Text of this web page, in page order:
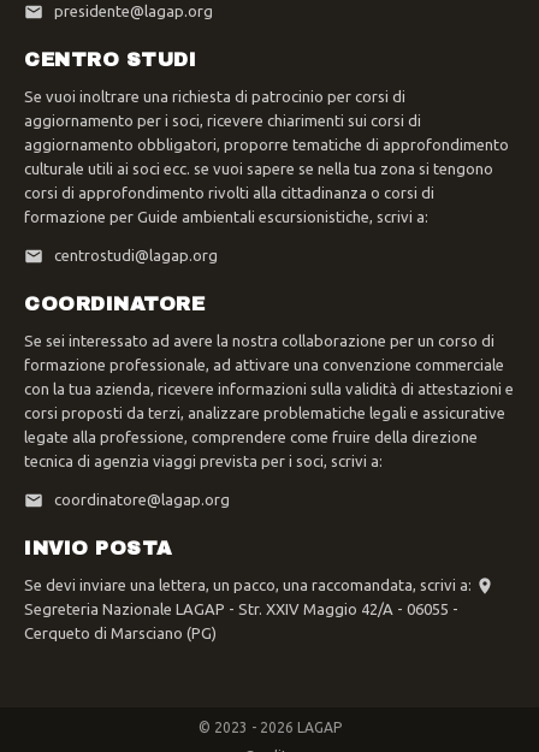
presidente@lagap.org
CENTRO STUDI
Se vuoi inoltrare una richiesta di patrocinio per corsi di
aggiornamento per i soci, ricevere chiarimenti sui corsi di
aggiornamento obbligatori, proporre tematiche di approfondimento
culturale utili ai soci ecc. se vuoi sapere se nella tua zona si tengono
corsi di approfondimento rivolti alla cittadinanza o corsi di
formazione per Guide ambientali escursionistiche, scrivi a:
centrostudi@lagap.org
COORDINATORE
Se sei interessato ad avere la nostra collaborazione per un corso di
formazione professionale, ad attivare una convenzione commerciale
con la tua azienda, ricevere informazioni sulla validità di attestazioni e
corsi proposti da terzi, analizzare problematiche legali e assicurative
legate alla professione, comprendere come fruire della direzione
tecnica di agenzia viaggi prevista per i soci, scrivi a:
coordinatore@lagap.org
INVIO POSTA
Se devi inviare una lettera, un pacco, una raccomandata, scrivi a:
Segreteria Nazionale LAGAP - Str. XXIV Maggio 42/A - 06055 -
Cerqueto di Marsciano (PG)
© 2023 - 2026 LAGAP